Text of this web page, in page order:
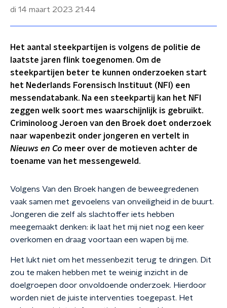
di 14 maart 2023 21:44
Het aantal steekpartijen is volgens de politie de
laatste jaren flink toegenomen. Om de
steekpartijen beter te kunnen onderzoeken start
het Nederlands Forensisch Instituut (NFI) een
messendatabank. Na een steekpartij kan het NFI
zeggen welk soort mes waarschijnlijk is gebruikt.
Criminoloog Jeroen van den Broek doet onderzoek
naar wapenbezit onder jongeren en vertelt in
Nieuws en Co meer over de motieven achter de
toename van het messengeweld.
Volgens Van den Broek hangen de beweegredenen
vaak samen met gevoelens van onveiligheid in de buurt.
Jongeren die zelf als slachtoffer iets hebben
meegemaakt denken: ik laat het mij niet nog een keer
overkomen en draag voortaan een wapen bij me.
Het lukt niet om het messenbezit terug te dringen. Dit
zou te maken hebben met te weinig inzicht in de
doelgroepen door onvoldoende onderzoek. Hierdoor
worden niet de juiste interventies toegepast. Het